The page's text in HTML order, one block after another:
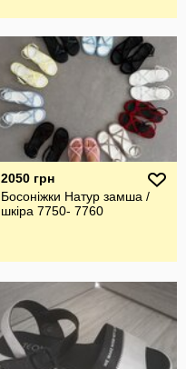
2050 грн
Босоніжки Натур замша /
шкіра 7750- 7760